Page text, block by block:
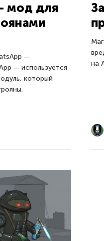
мод для
—
— используется
который
на